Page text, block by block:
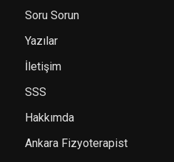
Soru Sorun
Yazılar
İletişim
SSS
Hakkımda
Ankara Fizyoterapist